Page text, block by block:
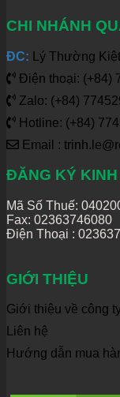
CHI NHÁNH
ĐC: Lý Thường
Điện thoại: (+84)
Zalo: (+84)
Hotline: (+84)
Email :
ĐĂNG KÝ KINH
Mã Số Thuế:
Fax: 02363746080
Điện Thoại :
GIỚI THIỆU
Giới thiệu về công
Liên hệ
Hướng dẫn mua